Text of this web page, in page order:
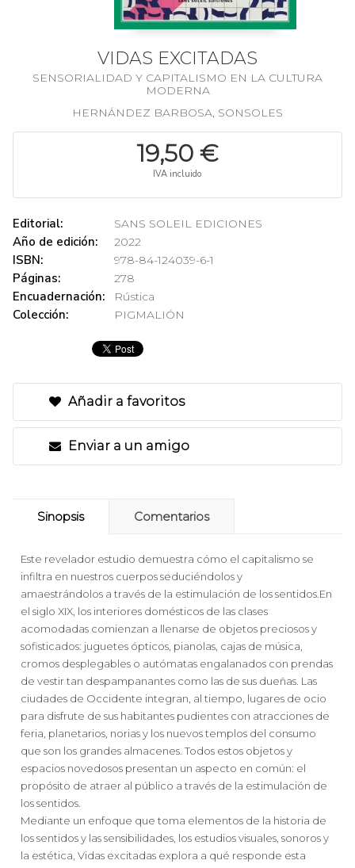
VIDAS EXCITADAS
SENSORIALIDAD Y CAPITALISMO EN LA CULTURA
MODERNA
HERNÁNDEZ BARBOSA, SONSOLES
19,50 €
IVA incluido
Editorial: SANS SOLEIL EDICIONES
Año de edición: 2022
ISBN: 978-84-124039-6-1
Páginas: 278
Encuadernación: Rústica
Colección: PIGMALIÓN
Añadir a favoritos
Enviar a un amigo
Sinopsis Comentarios
Este revelador estudio demuestra cómo el capitalismo se
infiltra en nuestros cuerpos seduciéndolos y
amaestrándolos a través de la estimulación de los sentidos.En
el siglo XIX, los interiores domésticos de las clases
acomodadas comienzan a llenarse de objetos preciosos y
sofisticados: juguetes ópticos, pianolas, cajas de música,
cromos desplegables o autómatas engalanados con prendas
de vestir tan despampanantes como las de sus dueñas. Las
ciudades de Occidente integran, al tiempo, lugares de ocio
para disfrute de sus habitantes pudientes con atracciones de
feria, planetarios, norias y los nuevos templos del consumo
que son los grandes almacenes. Todos estos objetos y
espacios novedosos presentan un aspecto en común: el
propósito de atraer al público a través de la estimulación de
los sentidos.
Mediante un enfoque que toma elementos de la historia de
los sentidos y las sensibilidades, los estudios visuales, sonoros y
la estética, Vidas excitadas explora a qué responde esta